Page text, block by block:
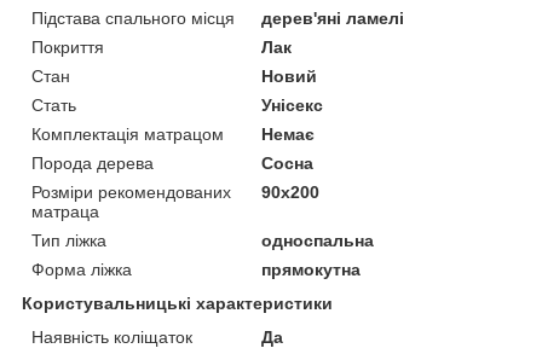
Підстава спального місця
дерев'яні ламелі
Покриття
Лак
Стан
Новий
Стать
Унісекс
Комплектація матрацом
Немає
Порода дерева
Сосна
Розміри рекомендованих
матраца
90х200
Тип ліжка
односпальна
Форма ліжка
прямокутна
Користувальницькі характеристики
Наявність коліщаток
Да